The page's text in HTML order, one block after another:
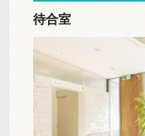
待合室